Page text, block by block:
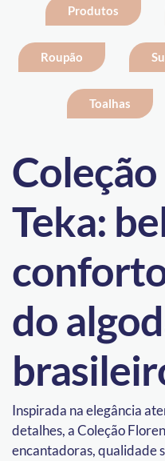
Produtos
Roupão
Toalhas
Teka:
do
Inspirada na elegância
detalhes, a Coleção
encantadoras, qualidade